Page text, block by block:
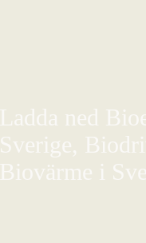
Ladda ned
Sverige,
Biovärme i